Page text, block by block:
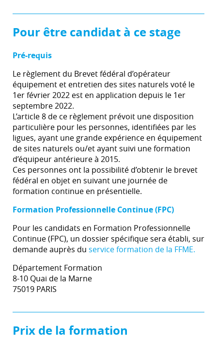
Pour être candidat à ce stage
Pré-requis
Le règlement du Brevet fédéral d’opérateur
équipement et entretien des sites naturels voté le
1er février 2022 est en application depuis le 1er
septembre 2022.
L’article 8 de ce règlement prévoit une disposition
particulière pour les personnes, identifiées par les
ligues, ayant une grande expérience en équipement
de sites naturels ou/et ayant suivi une formation
d’équipeur antérieure à 2015.
Ces personnes ont la possibilité d’obtenir le brevet
fédéral en objet en suivant une journée de
formation continue en présentielle.
Formation Professionnelle Continue (FPC)
Pour les candidats en Formation Professionnelle
Continue (FPC), un dossier spécifique sera établi, sur
demande auprès du service formation de la FFME.
Département Formation
8-10 Quai de la Marne
75019 PARIS
Prix de la formation